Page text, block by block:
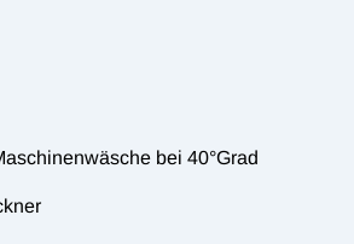
bei 40°Grad